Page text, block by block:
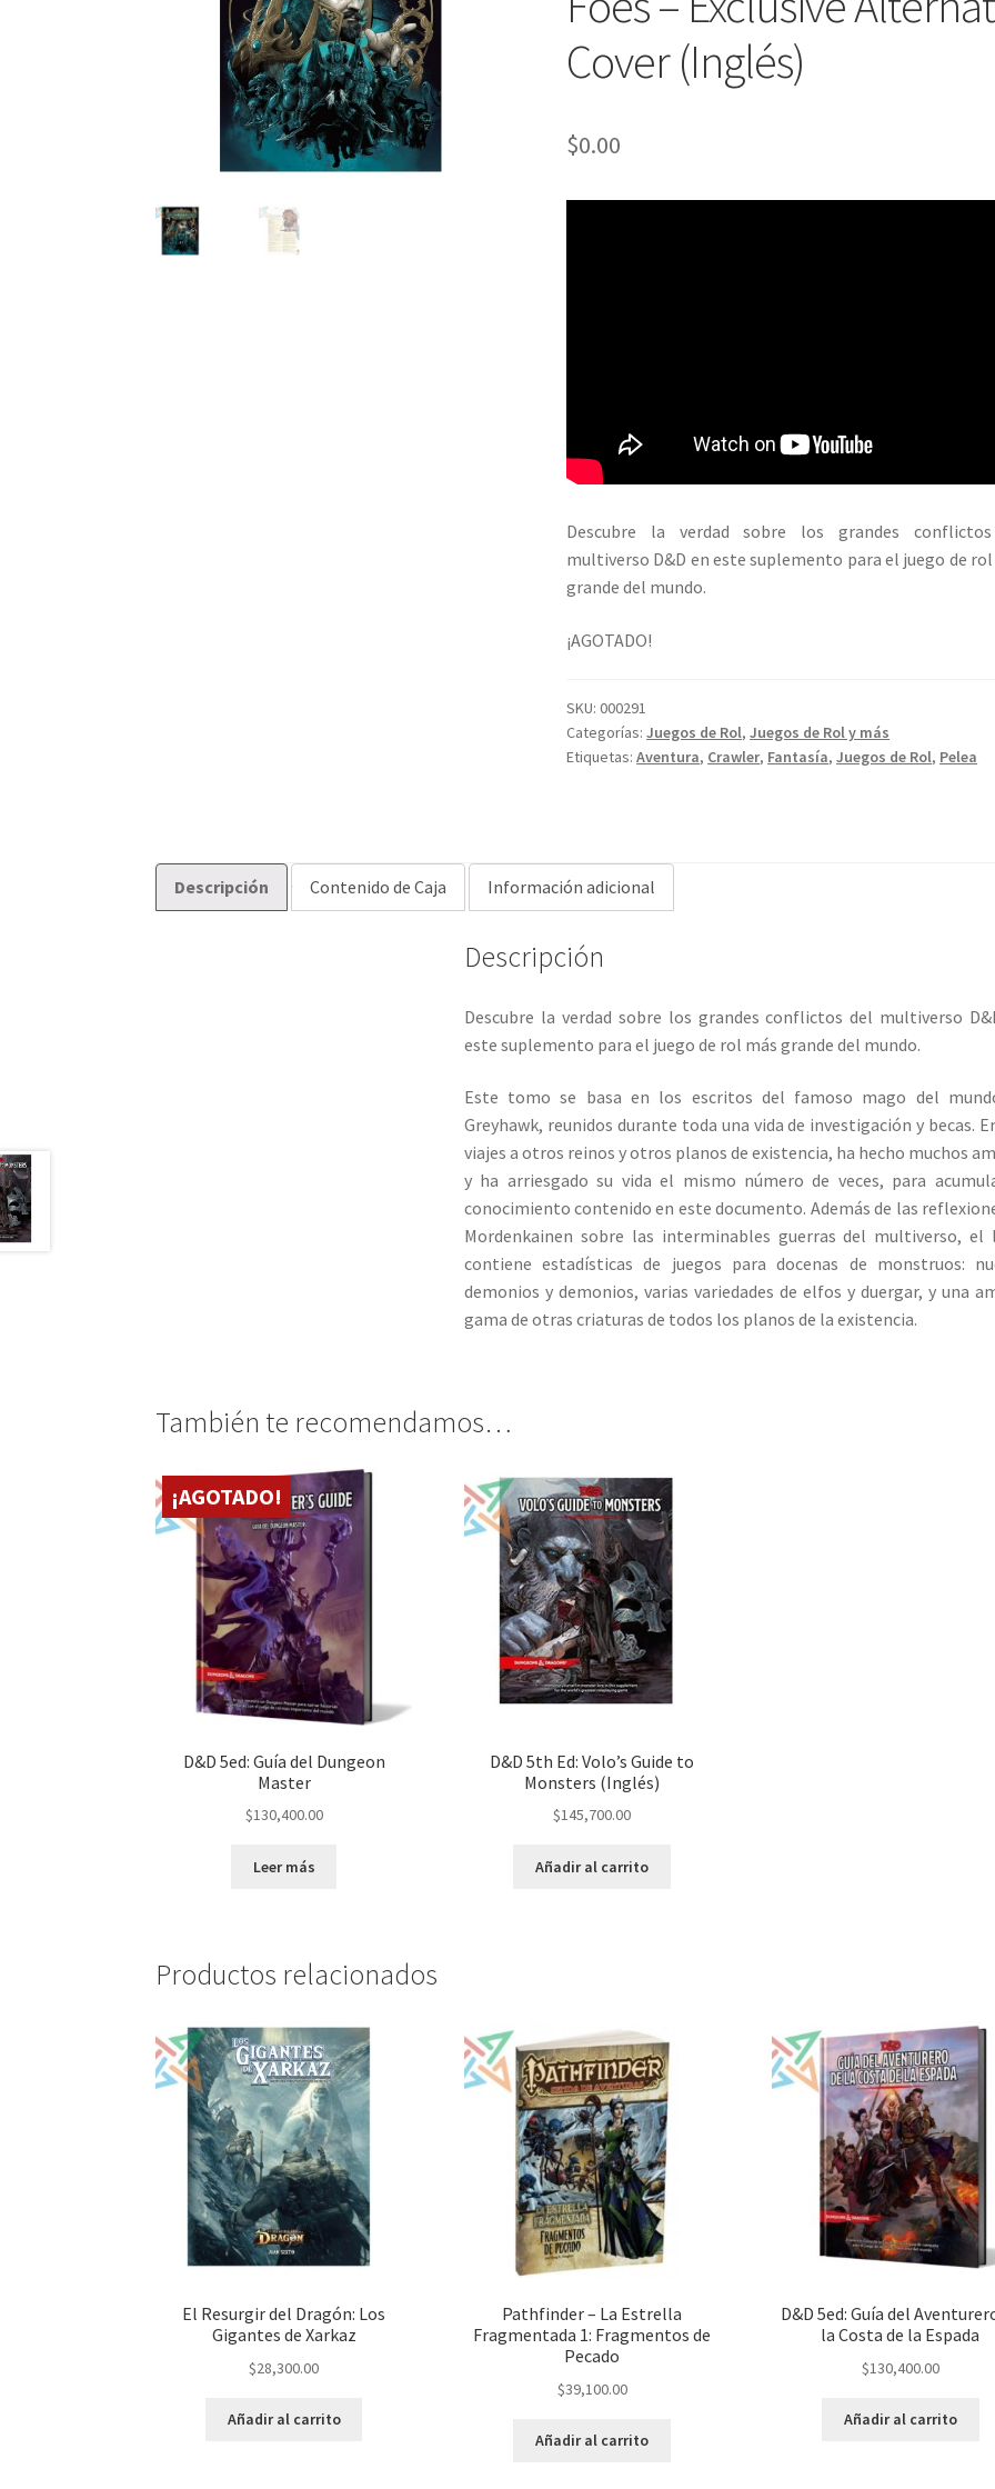
Cover (Inglés)
$0.00
Descubre la verdad sobre los grandes
multiverso D&D en este suplemento para el juego de
grande del mundo.
¡AGOTADO!
SKU:000291
Categorías:Juegos de Rol,Juegos de Rol y más
Etiquetas:Aventura, Crawler, Fantasía,Juegos de Rol, Pelea
Descripción Contenido de Caja Información adicional
Descripción
Descubre la verdad sobre los grandes conflictos del multiverso
este suplemento para el juego de rol más grande del mundo.
Este tomo se basa en los escritos del famoso mago del
Greyhawk, reunidos durante toda una vida de investigación y becas.
viajes a otros reinos y otros planos de existencia, ha hecho muchos
y ha arriesgado su vida el mismo número de veces, para
conocimiento contenido en este documento. Además de las
Mordenkainen sobre las interminables guerras del multiverso, el
contiene estadísticas de juegos para docenas de monstruos:
demonios y demonios, varias variedades de elfos y duergar, y una
gama de otras criaturas de todos los planos de la existencia.
También te recomendamos…
¡AGOTADO!
D&D 5ed: Guía del Dungeon
Master
$130,400.00
Leer más
D&D 5th Ed: Volo’s Guide to
Monsters (Inglés)
$145,700.00
Añadir al carrito
Productos relacionados
El Resurgir del Dragón: Los
Gigantes de Xarkaz
$28,300.00
Añadir al carrito
Pathfinder – La Estrella
Fragmentada 1: Fragmentos de
Pecado
$39,100.00
Añadir al carrito
D&D 5ed: Guía del
la Costa de la Espada
$130,400.00
Añadir al carrito